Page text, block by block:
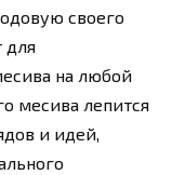
своего
для
на любой
месива лепится
и идей,